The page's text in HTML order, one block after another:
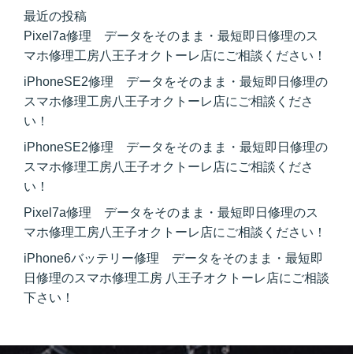
最近の投稿
Pixel7a修理 データをそのまま・最短即日修理のス
マホ修理工房八王子オクトーレ店にご相談ください！
iPhoneSE2修理 データをそのまま・最短即日修理の
スマホ修理工房八王子オクトーレ店にご相談くださ
い！
iPhoneSE2修理 データをそのまま・最短即日修理の
スマホ修理工房八王子オクトーレ店にご相談くださ
い！
Pixel7a修理 データをそのまま・最短即日修理のス
マホ修理工房八王子オクトーレ店にご相談ください！
iPhone6バッテリー修理 データをそのまま・最短即
日修理のスマホ修理工房 八王子オクトーレ店にご相談
下さい！